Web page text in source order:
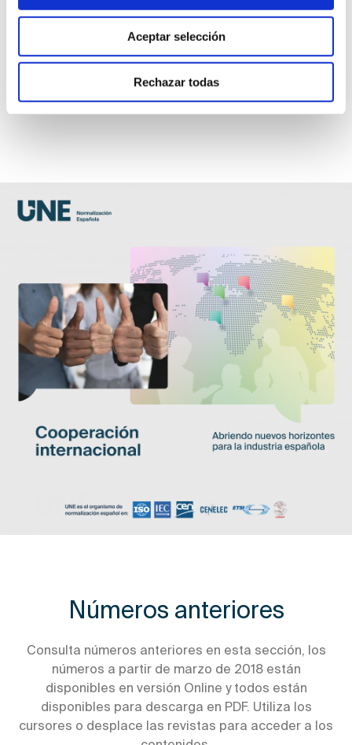
Aceptar selección
Rechazar todas
Los libros forman parte de nuestras vidas. El 23 de
Las normas UNE hacen posible
disfrutar del placer de la lectura, ya sea en su
formato en papel tradicional o en las distintas
aplicaciones digitales.
Números anteriores
Consulta números anteriores en esta sección, los
números a partir de marzo de 2018 están
disponibles en versión Online y todos están
disponibles para descarga en PDF. Utiliza los
cursores o desplace las revistas para acceder a los